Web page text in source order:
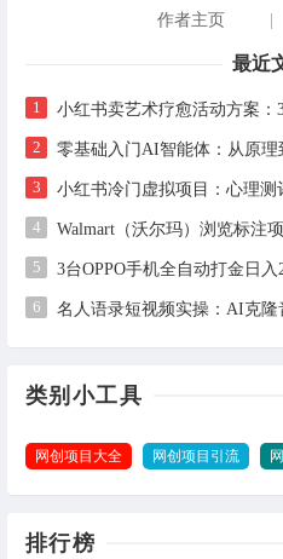
作者主页
最近
1
2
3
4
5
6
类别小工具
网创项目大全 网创项目引流
排行榜